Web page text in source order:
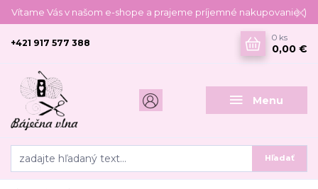
Vítame Vás v našom e-shope a prajeme príjemné nakupovanie :)
Menu
Hľadať
+421 917 577 388
0 ks
0,00 €